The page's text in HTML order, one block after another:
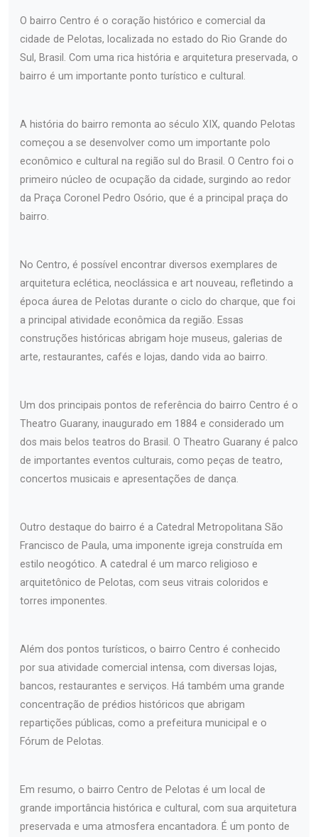
O bairro Centro é o coração histórico e comercial da
cidade de Pelotas, localizada no estado do Rio Grande do
Sul, Brasil. Com uma rica história e arquitetura preservada, o
bairro é um importante ponto turístico e cultural.
A história do bairro remonta ao século XIX, quando Pelotas
começou a se desenvolver como um importante polo
econômico e cultural na região sul do Brasil. O Centro foi o
primeiro núcleo de ocupação da cidade, surgindo ao redor
da Praça Coronel Pedro Osório, que é a principal praça do
bairro.
No Centro, é possível encontrar diversos exemplares de
arquitetura eclética, neoclássica e art nouveau, refletindo a
época áurea de Pelotas durante o ciclo do charque, que foi
a principal atividade econômica da região. Essas
construções históricas abrigam hoje museus, galerias de
arte, restaurantes, cafés e lojas, dando vida ao bairro.
Um dos principais pontos de referência do bairro Centro é o
Theatro Guarany, inaugurado em 1884 e considerado um
dos mais belos teatros do Brasil. O Theatro Guarany é palco
de importantes eventos culturais, como peças de teatro,
concertos musicais e apresentações de dança.
Outro destaque do bairro é a Catedral Metropolitana São
Francisco de Paula, uma imponente igreja construída em
estilo neogótico. A catedral é um marco religioso e
arquitetônico de Pelotas, com seus vitrais coloridos e
torres imponentes.
Além dos pontos turísticos, o bairro Centro é conhecido
por sua atividade comercial intensa, com diversas lojas,
bancos, restaurantes e serviços. Há também uma grande
concentração de prédios históricos que abrigam
repartições públicas, como a prefeitura municipal e o
Fórum de Pelotas.
Em resumo, o bairro Centro de Pelotas é um local de
grande importância histórica e cultural, com sua arquitetura
preservada e uma atmosfera encantadora. É um ponto de